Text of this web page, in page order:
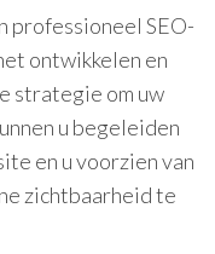
professioneel SEO-
ontwikkelen en
strategie om uw
u begeleiden
en u voorzien van
zichtbaarheid te